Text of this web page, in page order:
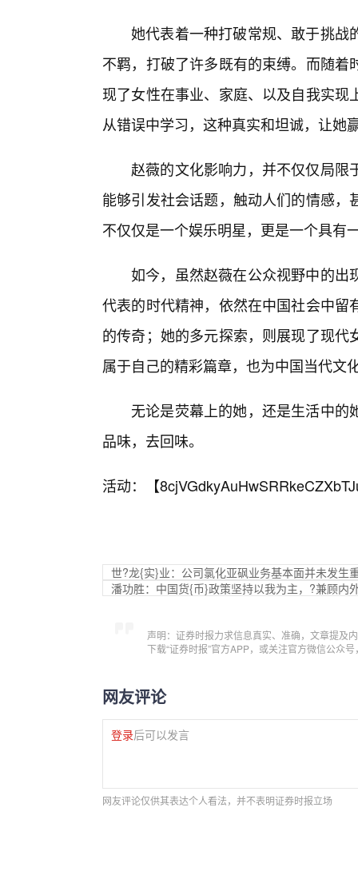
她代表着一种打破常规、敢于挑战
不羁，打破了许多既有的束缚。而随
现了女性在事业、家庭、以及自我实
从错误中学习，这种真实和坦诚，让她
赵薇的文化影响力，并不仅仅局
能够引发社会话题，触动人们的情感
不仅仅是一个娱乐明星，更是一个具有
如今，虽然赵薇在公众视野中的出
代表的时代精神，依然在中国社会中
的传奇；她的多元探索，则展现了现
属于自己的精彩篇章，也为中国当代文
无论是荧幕上的她，还是生活中
品味，去回味。
活动：【
世?龙{实}业：公司氯化亚砜业务基本面并未发生
潘功胜：中国货{币}政策坚持以我为主，?兼顾内
声明：证券时报力求信息真实、准确，文章提及
下载“证券时报”官方APP，或关注官方微信公众
网友评论
登录后可以发言
网友评论仅供其表达个人看法，并不表明证券时报立场